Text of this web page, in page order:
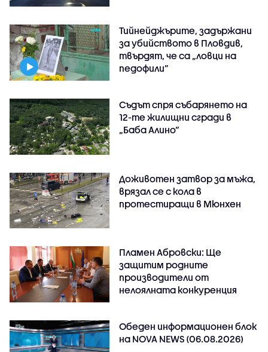
Тийнейджърите, задържани
за убийството в Пловдив,
твърдят, че са „ловци на
педофили”
Съдът спря събарянето на
12-те жилищни сгради в
„Баба Алино“
Доживотен затвор за мъжа,
врязал се с кола в
протестиращи в Мюнхен
Пламен Абровски: Ще
защитим родните
производители от
нелоялната конкуренция
Обеден информационен блок
на NOVA NEWS (06.08.2026)